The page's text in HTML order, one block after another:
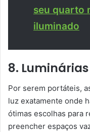
seu quarto
iluminado
8.
Por serem portáteis,
luz exatamente onde
ótimas escolhas para
preencher espaços